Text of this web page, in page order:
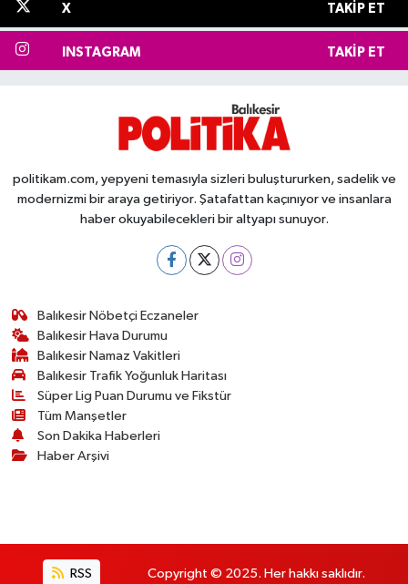
X TAKIP ET
INSTAGRAM TAKIP ET
politikam.com, yepyeni temasıyla sizleri buluştururken, sadelik ve
modernizmi bir araya getiriyor. Şatafattan kaçınıyor ve insanlara
haber okuyabilecekleri bir altyapı sunuyor.
Balıkesir Nöbetçi Eczaneler
Balıkesir Hava Durumu
Balıkesir Namaz Vakitleri
Balıkesir Trafik Yoğunluk Haritası
Süper Lig Puan Durumu ve Fikstür
Tüm Manşetler
Son Dakika Haberleri
Haber Arşivi
RSS Copyright © 2025. Her hakkı saklıdır.